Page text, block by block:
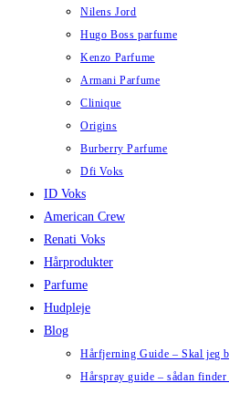
Nilens Jord
Hugo Boss parfume
Kenzo Parfume
Armani Parfume
Clinique
Origins
Burberry Parfume
Dfi Voks
ID Voks
American Crew
Renati Voks
Hårprodukter
Parfume
Hudpleje
Blog
Hårfjerning Guide – Skal jeg
Hårspray guide – sådan